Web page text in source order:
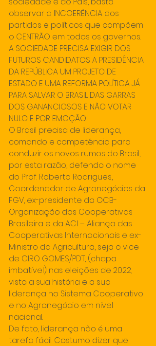
observar a INCOERÊNCIA dos
partidos e políticos que compõem
o CENTRÃO em todos os governos.
A SOCIEDADE PRECISA EXIGIR DOS
FUTUROS CANDIDATOS A PRESIDÊNCIA
DA REPÚBLICA UM PROJETO DE
ESTADO E UMA REFORMA POLÍTICA JÁ
PARA SALVAR O BRASIL DAS GARRAS
DOS GANANCIOSOS E NÃO VOTAR
NULO E POR EMOÇÃO!
O Brasil precisa de liderança,
comando e competência para
conduzir os novos rumos do Brasil,
por esta razão, defendo o nome
do Prof. Roberto Rodrigues,
Coordenador de Agronegócios da
FGV, ex-presidente da OCB-
Organização das Cooperativas
Brasileira e da ACI – Aliança das
Cooperativas Internacionais e ex-
Ministro da Agricultura, seja o vice
de CIRO GOMES/PDT, (chapa
imbatível) nas eleições de 2022,
visto a sua história e a sua
liderança no Sistema Cooperativo
e no Agronegócio em nível
nacional.
De fato, liderança não é uma
tarefa fácil. Costumo dizer que